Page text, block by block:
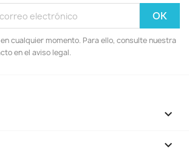
cualquier momento. Para ello, consulte nuestra
en el aviso legal.

